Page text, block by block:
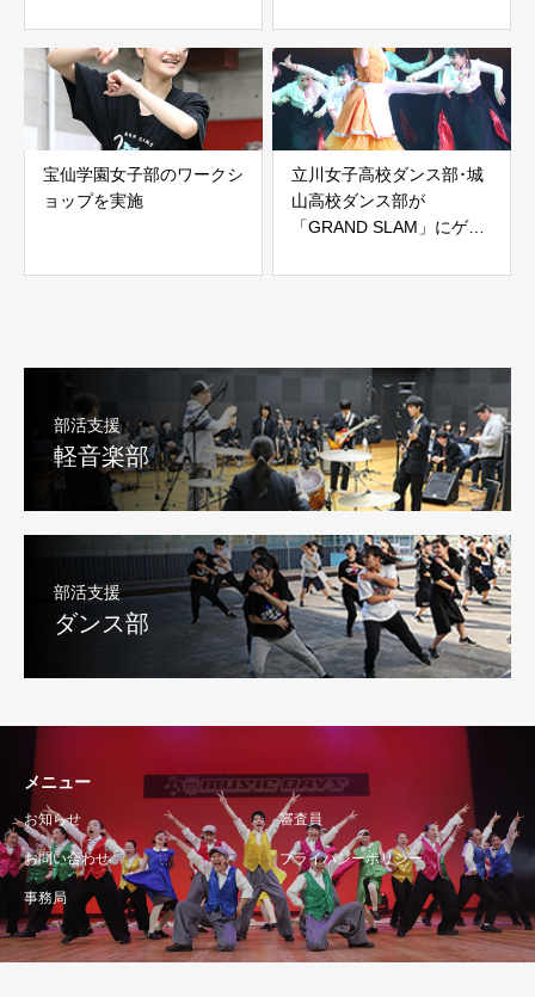
宝仙学園女子部のワークシ
ョップを実施
立川女子高校ダンス部･城
山高校ダンス部が
「GRAND SLAM」にゲス
部活支援
軽音楽部
部活支援
ダンス部
メニュー
お知らせ 審査員
お問い合わせ プライバシーポリシー
事務局